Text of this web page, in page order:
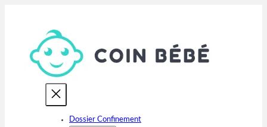
contenu
Dossier Confinement